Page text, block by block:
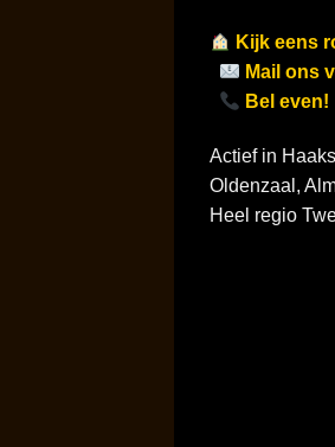
Kijk eens
Mail ons
Bel even!
Actief in
Oldenzaal,
Heel regio